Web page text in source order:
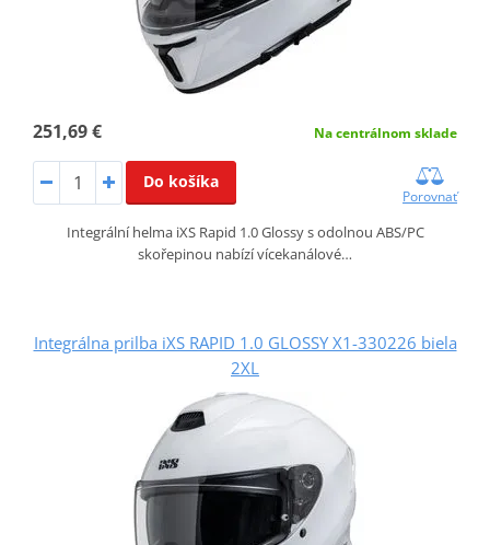
251,69 € Na centrálnom sklade
Do košíka
Porovnať
Integrální helma iXS Rapid 1.0 Glossy s odolnou ABS/PC
skořepinou nabízí vícekanálové…
Integrálna prilba iXS RAPID 1.0 GLOSSY X1-330226 biela
2XL